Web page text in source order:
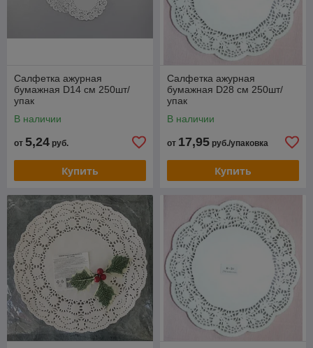
Салфетка ажурная
бумажная D14 см 250шт/
упак
В наличии
от 5,24 руб.
Купить
Салфетка ажурная
бумажная D28 см 250шт/
упак
В наличии
от 17,95 руб./упаковка
Купить